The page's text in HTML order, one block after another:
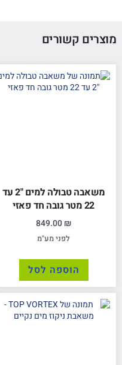
מוצרים קשורים
משאבה טבולה למים "2 עד
22 מטר גובה חד פאזי
849.00₪
לפני מע"מ
הוספה לסל